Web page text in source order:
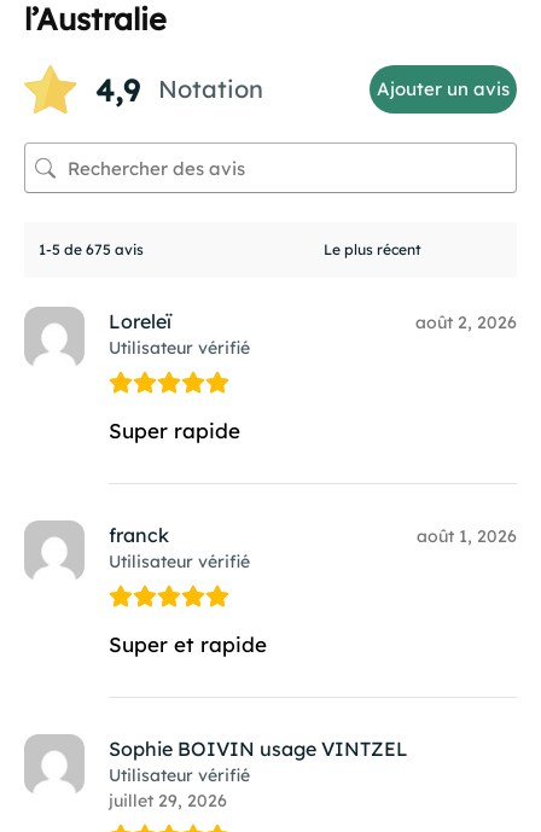
l’Australie
4,9
Notation Ajouter un avis
1-5 de 675 avis
Loreleï
Utilisateur vérifié
août 2, 2026
Super rapide
franck
Utilisateur vérifié
août 1, 2026
Super et rapide
Sophie BOIVIN usage VINTZEL
Utilisateur vérifié
juillet 29, 2026